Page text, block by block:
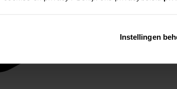
Instellingen